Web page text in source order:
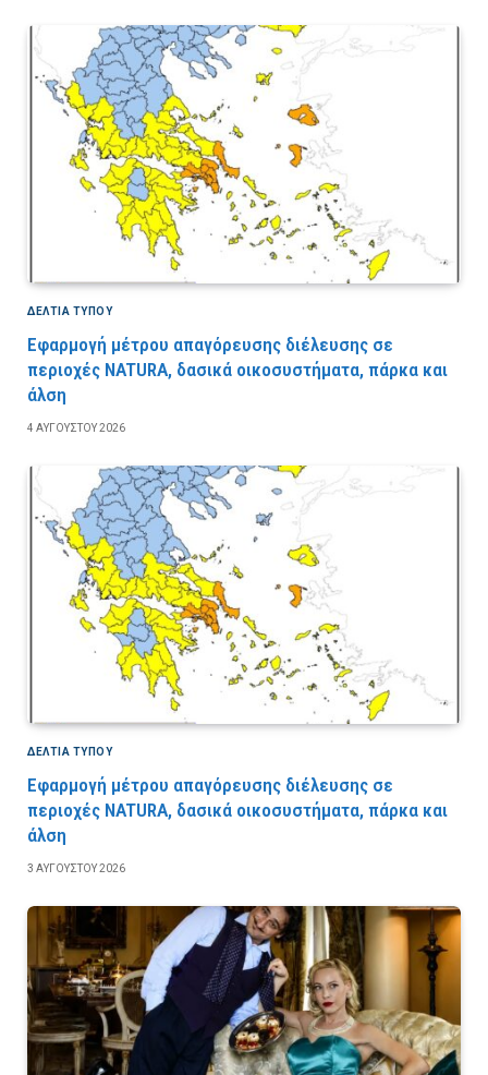
ΔΕΛΤΙΑ ΤΥΠΟΥ
Εφαρμογή μέτρου απαγόρευσης διέλευσης σε
περιοχές NATURA, δασικά οικοσυστήματα, πάρκα και
άλση
4 ΑΥΓΟΎΣΤΟΥ 2026
ΔΕΛΤΙΑ ΤΥΠΟΥ
Εφαρμογή μέτρου απαγόρευσης διέλευσης σε
περιοχές NATURA, δασικά οικοσυστήματα, πάρκα και
άλση
3 ΑΥΓΟΎΣΤΟΥ 2026